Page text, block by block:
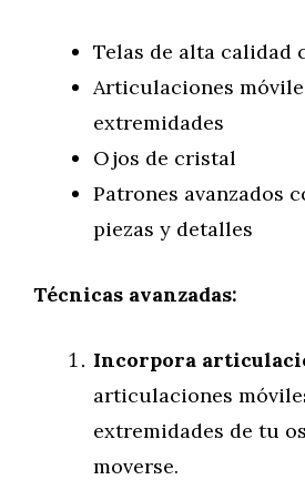
Telas de alta calidad
Articulaciones
extremidades
Ojos de cristal
Patrones avanzados
piezas y detalles
Técnicas avanzadas:
Incorpora
articulaciones
extremidades de tu
moverse.